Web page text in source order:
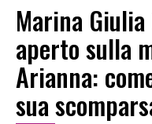
Marina
aperto sulla
Arianna:
sua